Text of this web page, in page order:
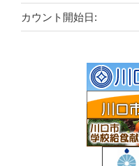
カウント開始日: